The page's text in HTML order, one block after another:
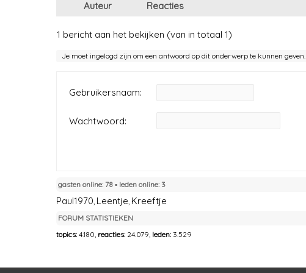
Auteur Reacties
1 bericht aan het bekijken (van in totaal 1)
Je moet ingelogd zijn om een antwoord op dit onderwerp te kunnen geven.
Gebruikersnaam:
Wachtwoord:
gasten online: 78 ▪︎ leden online: 3
Paul1970, Leentje, Kreeftje
FORUM STATISTIEKEN
topics: 4.180, reacties: 24.079, leden: 3.529